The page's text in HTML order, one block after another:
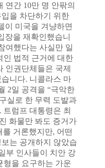
연간 10만 명 안팎의
을 차단하기 위한
이 미국을 겨냥하면
장을 재확인했습니
여했다는 사실만 일
인 법적 근거에 대한
인권단체들은 국제
니다. 니콜라스 마
2일 공격을 “극악한
실로 한 무력 도발과
럼프 대통령은 최
화물만 봐도 증거가
거론했지만, 어떤
는 공개하지 않았습
부 인사들이 치안 강
형을 요구하는 가운